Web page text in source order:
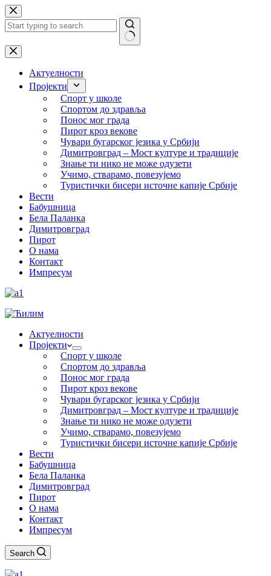
Skip
to
content
No
results
Актуелности
Пројекти
Спорт у школе
Спортом до здравља
Понос мог града
Пирот кроз векове
Чувари бугарског језика у Србији
Димитровград – Мост културе и традиције
Знање ти нико не може одузети
Учимо, стварамо, повезујемо
Туристички бисери источне капије Србије
Вести
Бабушница
Бела Паланка
Димитровград
Пирот
О нама
Контакт
Импресум
Актуелности
Пројекти
Спорт у школе
Спортом до здравља
Понос мог града
Пирот кроз векове
Чувари бугарског језика у Србији
Димитровград – Мост културе и традиције
Знање ти нико не може одузети
Учимо, стварамо, повезујемо
Туристички бисери источне капије Србије
Вести
Бабушница
Бела Паланка
Димитровград
Пирот
О нама
Контакт
Импресум
Search